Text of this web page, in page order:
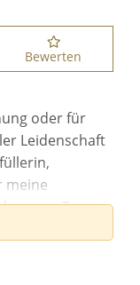
Bewerten
oder für
Leidenschaft
meine
euren Tag zu